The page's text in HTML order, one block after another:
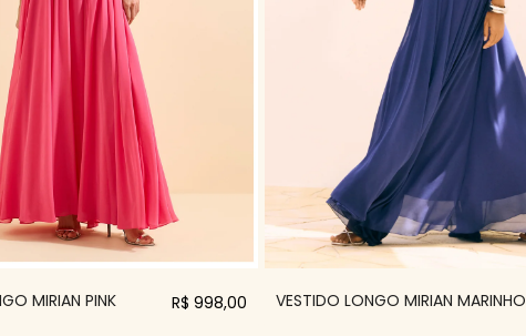
MIRIAN PINK R$ 998,00 VESTIDO LONGO MIRIAN MARINHO